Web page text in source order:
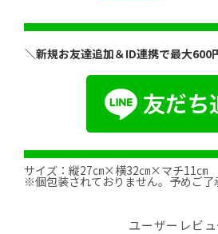
＼新規お友達追加＆ID連携で最大600
サイズ：縦27㎝×横32㎝×マチ11㎝
※個包装されておりません。予めご了
ユーザーレビュ